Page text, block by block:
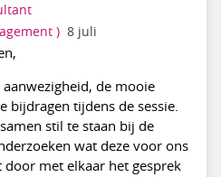
) 8 juli
de mooie
bijdragen tijdens de sessie.
stil te staan bij de
wat deze voor ons
door met elkaar het gesprek